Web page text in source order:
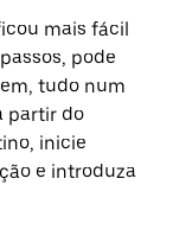
mais fácil
pode
tudo num
partir do
inicie
e introduza